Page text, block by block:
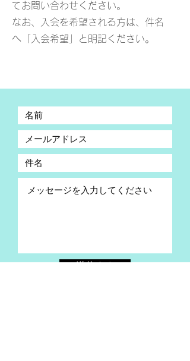
てお問い合わせください。
なお、入会を希望される方は、件名
へ「入会希望」​と明記ください。
送信する